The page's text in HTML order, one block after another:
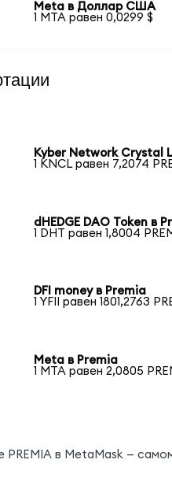
Meta в Доллар США
1 MTA равен 0,0299 $
Kyber Network Crystal
1 KNCL равен 7,2074
dHEDGE DAO Token в
1 DHT равен 1,8004
DFI money в Premia
1 YFII равен 1801,2763
Meta в Premia
1 MTA равен 2,0805
PREMIA в MetaMask —